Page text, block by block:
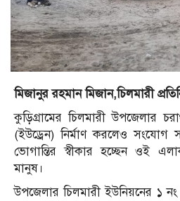
মিজানুর রহমান মিজান,চিলমারী
কুড়িগ্রামের চিলমারী উপজেলার
(ইউড্রেন) নির্মাণ করলেও সংযোগ
ভোগান্তির স্বীকার হচ্ছেন ওই
মানুষ।
উপজেলার চিলমারী ইউনিয়নের ১ নং